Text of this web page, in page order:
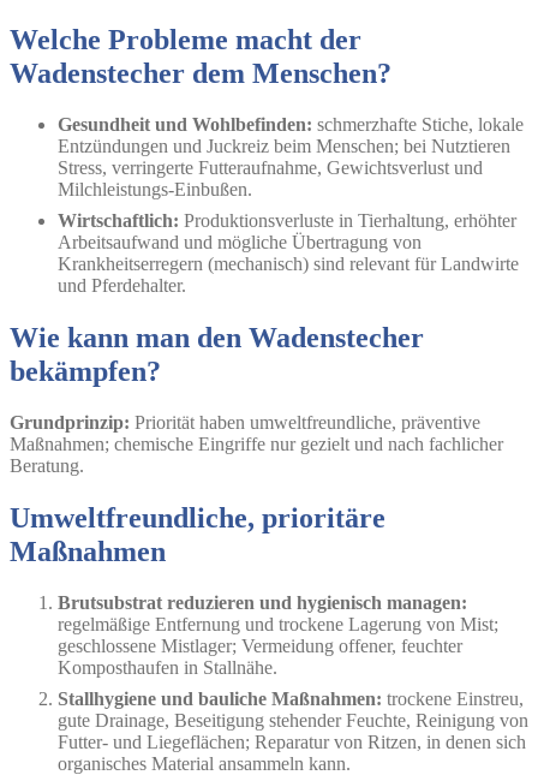
Welche Probleme macht der
Wadenstecher dem Menschen?
Gesundheit und Wohlbefinden: schmerzhafte Stiche, lokale
Entzündungen und Juckreiz beim Menschen; bei Nutztieren
Stress, verringerte Futteraufnahme, Gewichtsverlust und
Milchleistungs-Einbußen.
Wirtschaftlich: Produktionsverluste in Tierhaltung, erhöhter
Arbeitsaufwand und mögliche Übertragung von
Krankheitserregern (mechanisch) sind relevant für Landwirte
und Pferdehalter.
Wie kann man den Wadenstecher
bekämpfen?
Grundprinzip: Priorität haben umweltfreundliche, präventive
Maßnahmen; chemische Eingriffe nur gezielt und nach fachlicher
Beratung.
Umweltfreundliche, prioritäre
Maßnahmen
Brutsubstrat reduzieren und hygienisch managen:
regelmäßige Entfernung und trockene Lagerung von Mist;
geschlossene Mistlager; Vermeidung offener, feuchter
Komposthaufen in Stallnähe.
Stallhygiene und bauliche Maßnahmen: trockene Einstreu,
gute Drainage, Beseitigung stehender Feuchte, Reinigung von
Futter- und Liegeflächen; Reparatur von Ritzen, in denen sich
organisches Material ansammeln kann.